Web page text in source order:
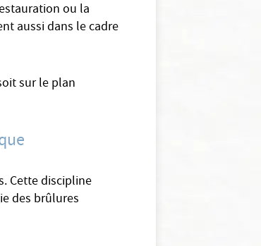
ou la
aussi dans le cadre
sur le plan
Cette discipline
des brûlures